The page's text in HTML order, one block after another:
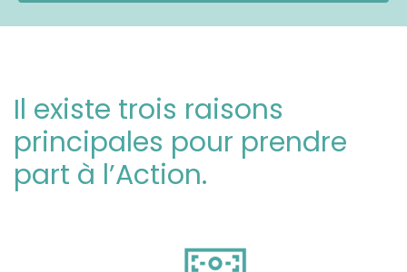
Il existe trois raisons
principales pour prendre
part à l’Action.